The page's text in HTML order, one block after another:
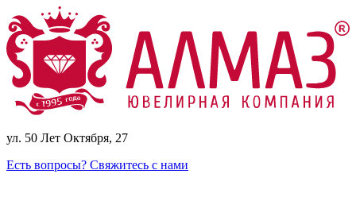
ул. 50 Лет Октября, 27
Есть вопросы? Свяжитесь с нами